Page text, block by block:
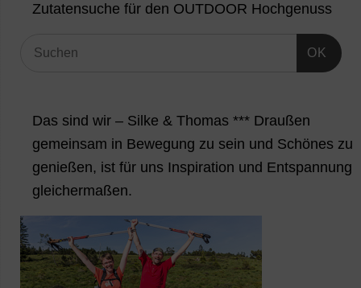
Zutatensuche für den OUTDOOR Hochgenuss
OK
Das sind wir – Silke & Thomas *** Draußen
gemeinsam in Bewegung zu sein und Schönes zu
genießen, ist für uns Inspiration und Entspannung
gleichermaßen.